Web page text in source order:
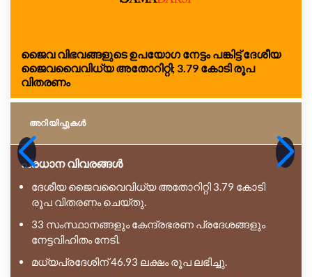
ജൈവ വിഭവങ്ങളുടെ ഉപയോഗ നേട്ടം പങ്കിട്ട് ദേശീയ
ജൈവവൈവിധ്യ അതോറിറ്റി; 3.79 കോടി രൂപ
വിതരണം
അറിയിപ്പുകള്‍
പ്രധാന വിവരങ്ങൾ
ദേശീയ ജൈവവൈവിധ്യ അതോറിറ്റി 3.79 കോടി
രൂപ വിതരണം ചെയ്തു.
33 സംസ്ഥാനങ്ങളും കേന്ദ്രഭരണ പ്രദേശങ്ങളും
നേട്ടവിഹിതം നേടി.
മധ്യപ്രദേശിന് 46.93 ലക്ഷം രൂപ ലഭിച്ചു.